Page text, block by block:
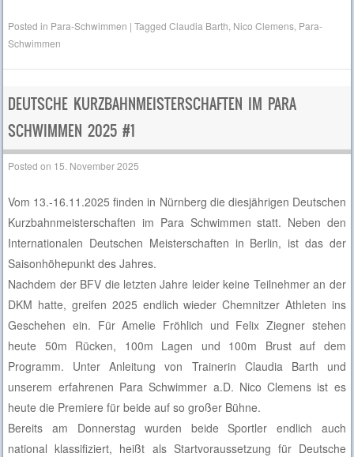
Posted in Para-Schwimmen |TaggedClaudia Barth Nico Clemens Para-
Schwimmen
DEUTSCHE KURZBAHNMEISTERSCHAFTEN IM PARA
SCHWIMMEN 2025 #1
Posted on 15. November 2025
Vom 13.-16.11.2025 finden in Nürnberg die diesjährigen Deutschen
Kurzbahnmeisterschaften im Para Schwimmen statt. Neben den
Internationalen Deutschen Meisterschaften in Berlin, ist das der
Saisonhöhepunkt des Jahres.
Nachdem der BFV die letzten Jahre leider keine Teilnehmer an der
DKM hatte, greifen 2025 endlich wieder Chemnitzer Athleten ins
Geschehen ein. Für Amelie Fröhlich und Felix Ziegner stehen
heute 50m Rücken, 100m Lagen und 100m Brust auf dem
Programm. Unter Anleitung von Trainerin Claudia Barth und
unserem erfahrenen Para Schwimmer a.D. Nico Clemens ist es
heute die Premiere für beide auf so großer Bühne.
Bereits am Donnerstag wurden beide Sportler endlich auch
national klassifiziert, heißt als Startvoraussetzung für Deutsche